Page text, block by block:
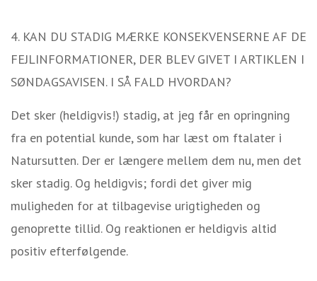
4. KAN DU STADIG MÆRKE KONSEKVENSERNE AF DE
FEJLINFORMATIONER, DER BLEV GIVET I ARTIKLEN I
SØNDAGSAVISEN. I SÅ FALD HVORDAN?
Det sker (heldigvis!) stadig, at jeg får en opringning
fra en potential kunde, som har læst om ftalater i
Natursutten. Der er længere mellem dem nu, men det
sker stadig. Og heldigvis; fordi det giver mig
muligheden for at tilbagevise urigtigheden og
genoprette tillid. Og reaktionen er heldigvis altid
positiv efterfølgende.